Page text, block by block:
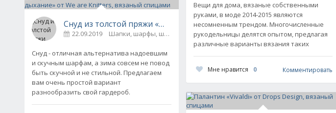
Снуд из толстой пряжи «Ментоловое дыхание» от We are Knitters,
22.09.2019 Шапки, шарфы, шали, снуды и палантины 0
Снуд - отличная альтернатива надоевшим
и скучным шарфам, а зима совсем не повод
быть скучной и не стильной. Предлагаем
вам очень простой вариант
разнообразить свой гардероб.
Вещи для дома, вязаные собственными
руками, в моде 2014-2015 являются
несомненным трендом. Многочисленные
рукодельницы делятся опытом, предлагая
различные варианты вязания таких
Мне нравится 0 Комментировать